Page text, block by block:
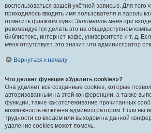
воспользоваться вашей учётной записью. Для того
приходилось вводить имя пользователя и пароль
отметить флажком пункт Запомнить меня при
рекомендуется делать это на общедоступном
библиотеке, интернет-кафе, университете и т. д.
меня отсутствует, это значит, что администратор
Вернуться к началу
Что делает функция «Удалить cookies»?
Она удаляет все созданные cookies, которые
авторизованным на этой конференции, а также
функции, такие как отслеживание прочитанных
возможность включена администратором. Если вы
трудности со входом или выходом на данной
удаление cookies может помочь.